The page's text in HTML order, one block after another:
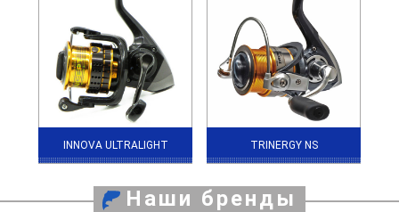
INNOVA ULTRALIGHT TRINERGY NS
Наши бренды